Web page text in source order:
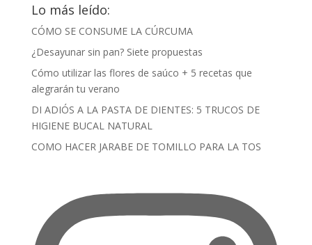
Lo más leído:
CÓMO SE CONSUME LA CÚRCUMA
¿Desayunar sin pan? Siete propuestas
Cómo utilizar las flores de saúco + 5 recetas que
alegrarán tu verano
DI ADIÓS A LA PASTA DE DIENTES: 5 TRUCOS DE
HIGIENE BUCAL NATURAL
COMO HACER JARABE DE TOMILLO PARA LA TOS